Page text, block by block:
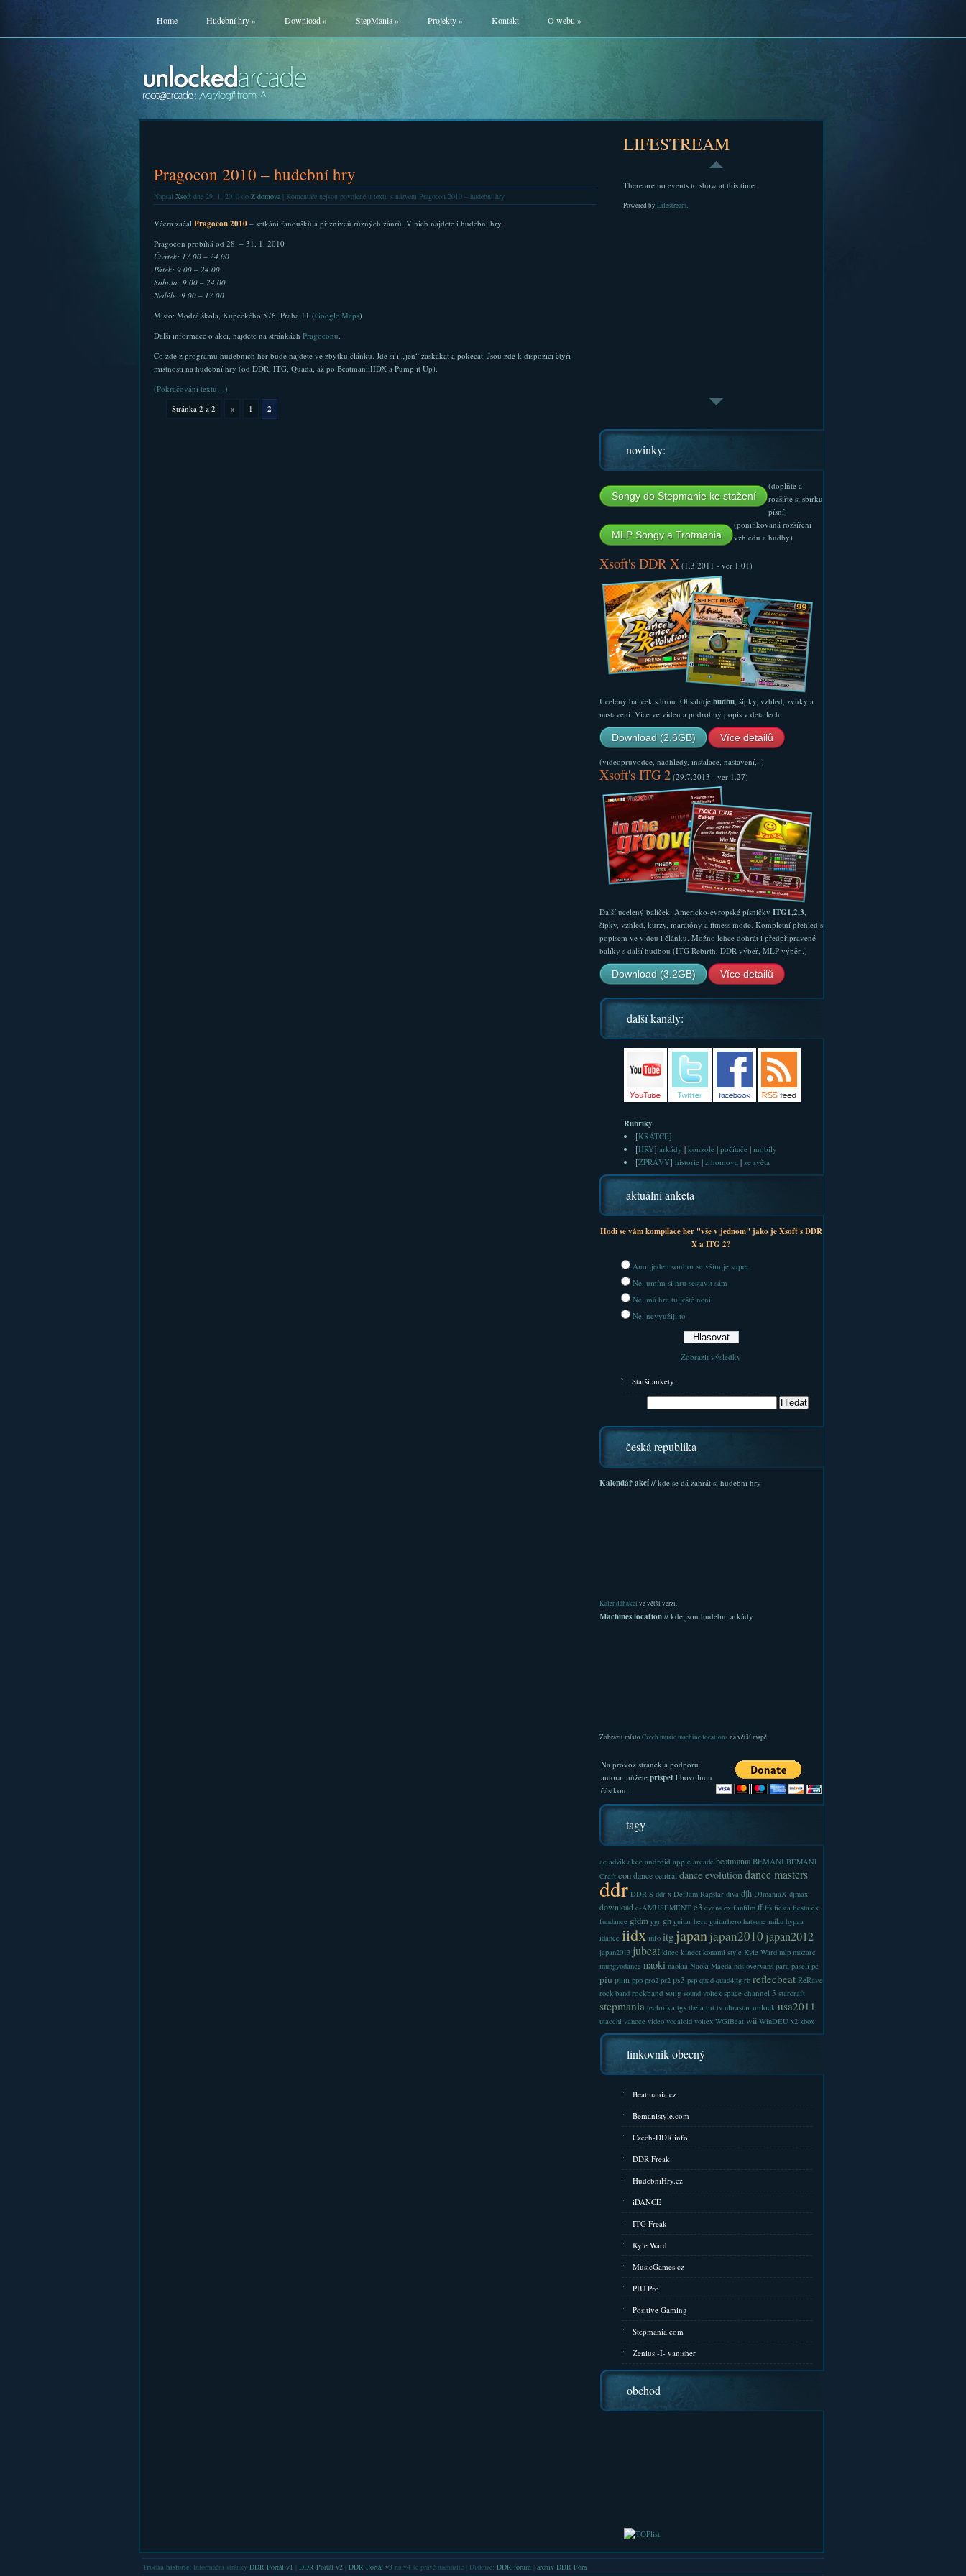
Home Hudební hry» Download» StepMania» Projekty» Kontakt O webu »
Pragocon 2010 – hudební hry
Napsal Xsoftdne 29. 1. 2010 do Z domova| Komentáře nejsou povolenéu textu s názvem Pragocon 2010 – hudební hry
Včera začal Pragocon 2010– setkání fanoušků a příznivců různých žánrů. V nich najdete i hudební hry.
Pragocon probíhá od 28. – 31. 1. 2010
Čtvrtek: 17.00 – 24.00
Pátek: 9.00 – 24.00
Sobota: 9.00 – 24.00
Neděle: 9.00 – 17.00
Místo: Modrá škola, Kupeckého 576, Praha 11 (Google Maps)
Další informace o akci, najdete na stránkách Pragoconu.
Co zde z programu hudebních her bude najdete ve zbytku článku. Jde si i „jen“ zaskákat a pokecat. Jsou zde k dispozici čtyři
místnosti na hudební hry (od DDR, ITG, Quada, až po BeatmaniiIIDX a Pump it Up).
(Pokračování textu…)
Stránka 2 z 2
« 1 2
LIFESTREAM
There are no events to show at this time.
Powered by Lifestream.
novinky:
Songy do Stepmanie ke stažení
(doplňte a
rozšiřte si sbírku
písní)
MLP Songy a Trotmania
(ponifikovaná rozšíření
vzhledu a hudby)
Xsoft's DDR X(1.3.2011 - ver 1.01)
Ucelený balíček s hrou. Obsahuje hudbu, šipky, vzhled, zvuky a
nastavení. Více ve videu a podrobný popis v detailech.
Download (2.6GB) Více detailů
(videoprůvodce, nadhledy, instalace, nastavení,..)
Xsoft's ITG 2(29.7.2013 - ver 1.27)
Další ucelený balíček. Americko-evropské písničky ITG1,2,3,
šipky, vzhled, kurzy, maratóny a fitness mode. Kompletní přehled s
popisem ve videu i článku. Možno lehce dohrát i předpřipravené
balíky s další hudbou (ITG Rebirth, DDR výbeř, MLP výběr..)
Download (3.2GB) Více detailů
další kanály:
Rubriky:
[KRÁTCE]
[HRY] arkády | konzole| počítače| mobily
[ZPRÁVY] historie| z homova| ze světa
aktuální anketa
Hodí se vám kompilace her "vše v jednom" jako je Xsoft's DDR
X a ITG 2?
Ano, jeden soubor se vším je super
Ne, umím si hru sestavit sám
Ne, má hra tu ještě není
Ne, nevyužiji to
Zobrazit výsledky
Starší ankety
česká republika
Kalendář akcí// kde se dá zahrát si hudební hry
Kalendář akcíve větší verzi.
Machines location// kde jsou hudební arkády
Zobrazit místoCzech music machine locations na větší mapě
Na provoz stránek a podporu
autora můžete přispětlibovolnou
částkou:
tagy
ac advik akce android apple arcade beatmania BEMANI BEMANI
Craft con dance central dance evolutiondance masters
ddr DDR S ddr x DefJam Rapstar diva djh DJmaniaX djmax
download e-AMUSEMENT e3 evans ex fanfilm ff ffs fiesta fiesta ex
fundance gfdm ggr gh guitar hero guitarhero hatsune miku hypaa
idance iidx info itg japanjapan2010 japan2012
japan2013 jubeat kinec kinect konami style Kyle Ward mlp mozarc
mungyodance naoki naokia Naoki Maeda nds overvans para paseli pc
piu pnm ppp pro2 ps2 ps3 psp quad quad4itg rb reflecbeat ReRave
rock band rockband song sound voltex space channel 5 starcraft
stepmania technika tgs theia tnt tv ultrastar unlock usa2011
utacchi vanoce video vocaloid voltex WGiBeat wii WinDEU x2 xbox
linkovník obecný
Beatmania.cz
Bemanistyle.com
Czech-DDR.info
DDR Freak
HudebniHry.cz
iDANCE
ITG Freak
Kyle Ward
MusicGames.cz
PIU Pro
Positive Gaming
Stepmania.com
Zenius -I- vanisher
obchod
Trocha historie: Informační stránky DDR Portál v1 DDR Portál v2| DDR Portál v3na v4 se právě nacházíte | Diskuze: DDR fórum archiv DDR Fóra